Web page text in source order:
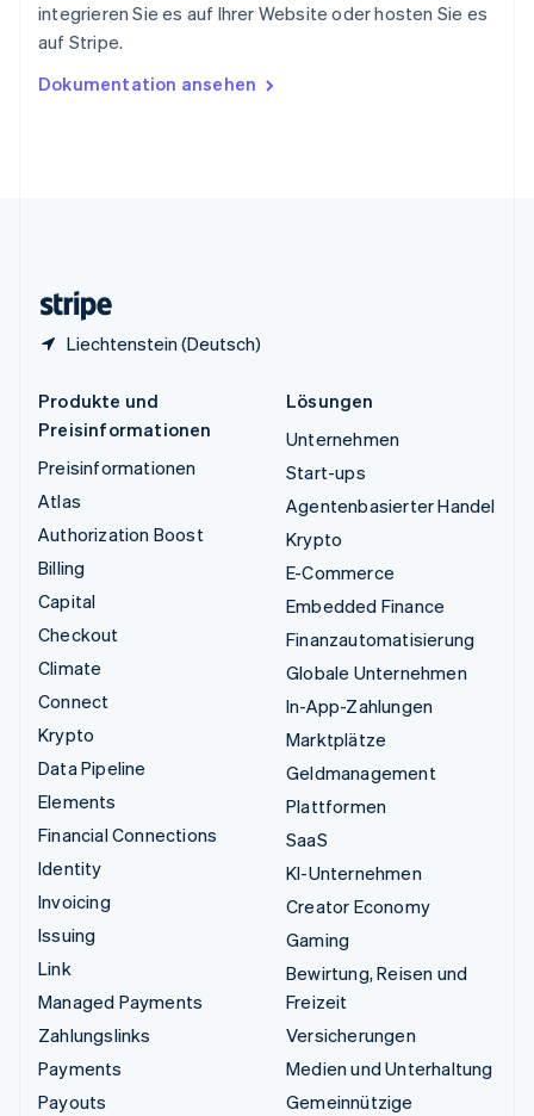
integrieren Sie es auf Ihrer Website oder hosten Sie es
auf Stripe.
Dokumentation ansehen
Liechtenstein (Deutsch)
Tschechische Republik
English
English
Produkte und
Preisinformationen
Preisinformationen
Atlas
Authorization Boost
Billing
Capital
Checkout
Climate
Connect
Krypto
Data Pipeline
Elements
Financial Connections
Identity
Invoicing
Issuing
Link
Managed Payments
Zahlungslinks
Payments
Payouts
Lösungen
Unternehmen
Start-ups
Agentenbasierter Handel
Krypto
E-Commerce
Embedded Finance
Finanzautomatisierung
Globale Unternehmen
In-App-Zahlungen
Marktplätze
Geldmanagement
Plattformen
SaaS
KI-Unternehmen
Creator Economy
Gaming
Bewirtung, Reisen und
Freizeit
Versicherungen
Medien und Unterhaltung
Gemeinnützige